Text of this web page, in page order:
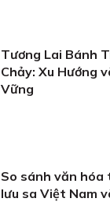
Tương Lai Bánh
Chảy: Xu Hướng
Vững
So sánh văn
lưu sa Việt Nam